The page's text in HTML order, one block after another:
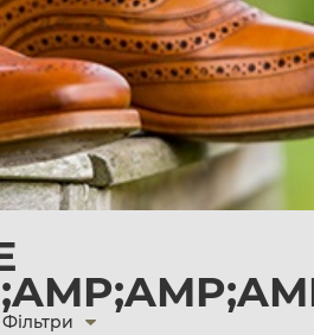
Фільтри